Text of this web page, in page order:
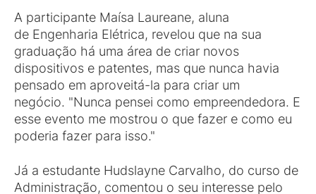
A participante Maísa Laureane, aluna
de Engenharia Elétrica, revelou que na sua
graduação há uma área de criar novos
dispositivos e patentes, mas que nunca havia
pensado em aproveitá-la para criar um
negócio. "Nunca pensei como empreendedora. E
esse evento me mostrou o que fazer e como eu
poderia fazer para isso."
Já a estudante Hudslayne Carvalho, do curso de
Administração, comentou o seu interesse pelo